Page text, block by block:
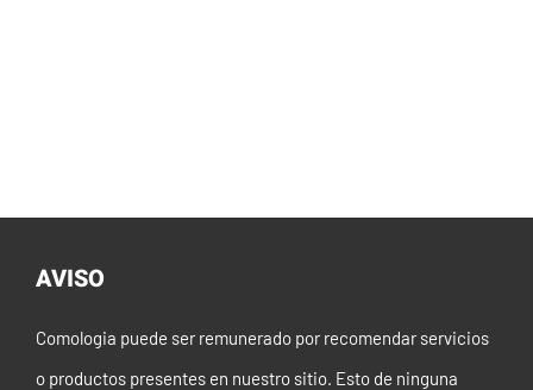
AVISO
Comologia puede ser remunerado por recomendar servicios
o productos presentes en nuestro sitio. Esto de ninguna